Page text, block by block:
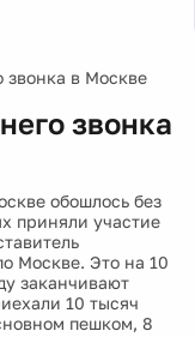
звонка в Москве
звонка
обошлось без
приняли участие
Москве. Это на 10
заканчивают
10 тысяч
пешком, 8